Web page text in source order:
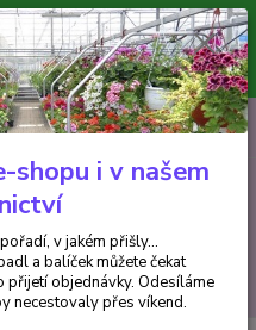
z e-shopu je 300 Kč.
opadl a balíček můžete čekat
objednávky. Objednávky
v jakém přišly...
Hledat
0ks
za0 Kč
shopu i v našem
v jakém přišly...
a balíček můžete čekat
objednávky. Odesíláme
necestovaly přes víkend.